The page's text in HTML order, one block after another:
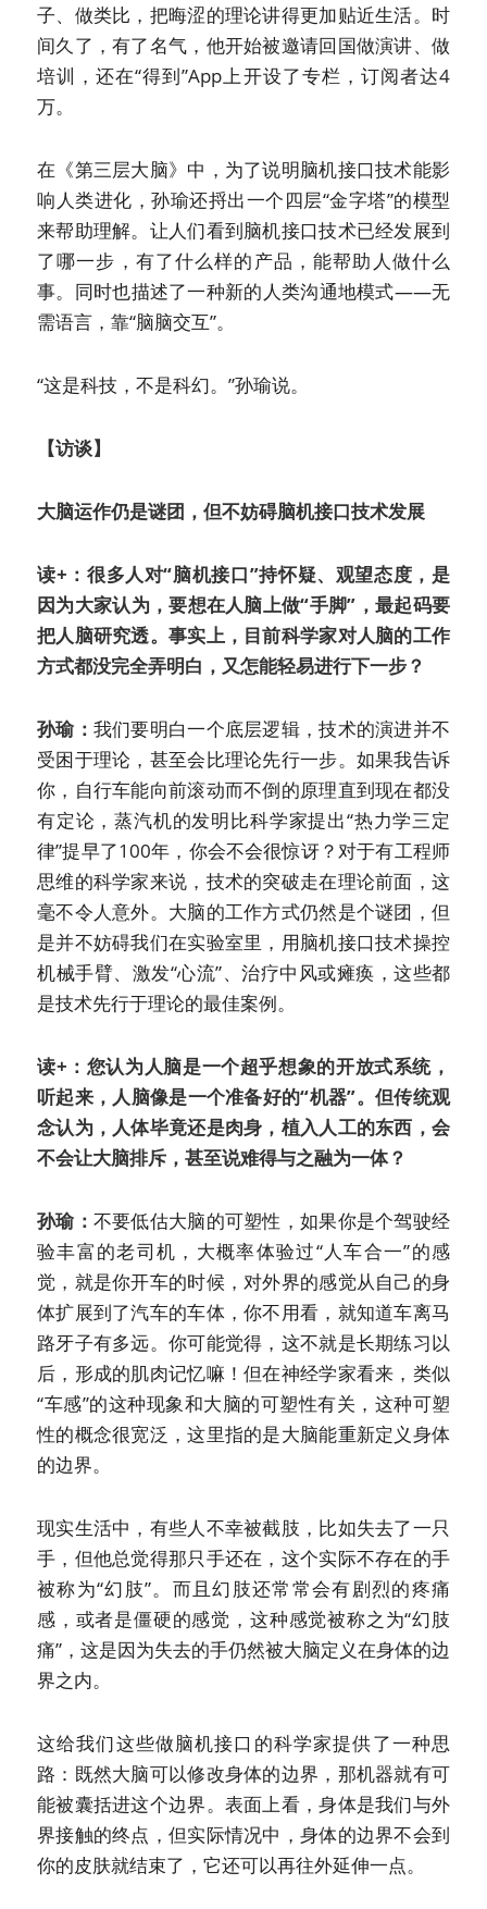
子、做类比，把晦涩的理论讲得更加贴近生活。时
间久了，有了名气，他开始被邀请回国做演讲、做
培训，还在“得到”App上开设了专栏，订阅者达4
万。
在《第三层大脑》中，为了说明脑机接口技术能影
响人类进化，孙瑜还捋出一个四层“金字塔”的模型
来帮助理解。让人们看到脑机接口技术已经发展到
了哪一步，有了什么样的产品，能帮助人做什么
事。同时也描述了一种新的人类沟通地模式——无
需语言，靠“脑脑交互”。
“这是科技，不是科幻。”孙瑜说。
【访谈】
大脑运作仍是谜团，但不妨碍脑机接口技术发展
读+：很多人对“脑机接口”持怀疑、观望态度，是
因为大家认为，要想在人脑上做“手脚”，最起码要
把人脑研究透。事实上，目前科学家对人脑的工作
方式都没完全弄明白，又怎能轻易进行下一步？
孙瑜： 我们要明白一个底层逻辑，技术的演进并不
受困于理论，甚至会比理论先行一步。如果我告诉
你，自行车能向前滚动而不倒的原理直到现在都没
有定论，蒸汽机的发明比科学家提出“热力学三定
律”提早了100年，你会不会很惊讶？对于有工程师
思维的科学家来说，技术的突破走在理论前面，这
毫不令人意外。大脑的工作方式仍然是个谜团，但
是并不妨碍我们在实验室里，用脑机接口技术操控
机械手臂、激发“心流”、治疗中风或瘫痪，这些都
是技术先行于理论的最佳案例。
读+：您认为人脑是一个超乎想象的开放式系统，
听起来，人脑像是一个准备好的“机器”。但传统观
念认为，人体毕竟还是肉身，植入人工的东西，会
不会让大脑排斥，甚至说难得与之融为一体？
孙瑜： 不要低估大脑的可塑性，如果你是个驾驶经
验丰富的老司机，大概率体验过“人车合一”的感
觉，就是你开车的时候，对外界的感觉从自己的身
体扩展到了汽车的车体，你不用看，就知道车离马
路牙子有多远。你可能觉得，这不就是长期练习以
后，形成的肌肉记忆嘛！但在神经学家看来，类似
“车感”的这种现象和大脑的可塑性有关，这种可塑
性的概念很宽泛，这里指的是大脑能重新定义身体
的边界。
现实生活中，有些人不幸被截肢，比如失去了一只
手，但他总觉得那只手还在，这个实际不存在的手
被称为“幻肢”。而且幻肢还常常会有剧烈的疼痛
感，或者是僵硬的感觉，这种感觉被称之为“幻肢
痛”，这是因为失去的手仍然被大脑定义在身体的边
界之内。
这给我们这些做脑机接口的科学家提供了一种思
路：既然大脑可以修改身体的边界，那机器就有可
能被囊括进这个边界。表面上看，身体是我们与外
界接触的终点，但实际情况中，身体的边界不会到
你的皮肤就结束了，它还可以再往外延伸一点。